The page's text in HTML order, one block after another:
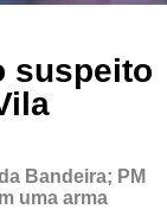
suspeito
Bandeira; PM
uma arma